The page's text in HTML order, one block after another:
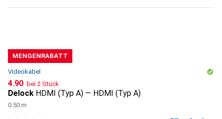
MENGENRABATT
Videokabel
CHF
4.90 bei 2 Stück
Delock HDMI (Typ A) — HDMI (Typ A)
0.50 m